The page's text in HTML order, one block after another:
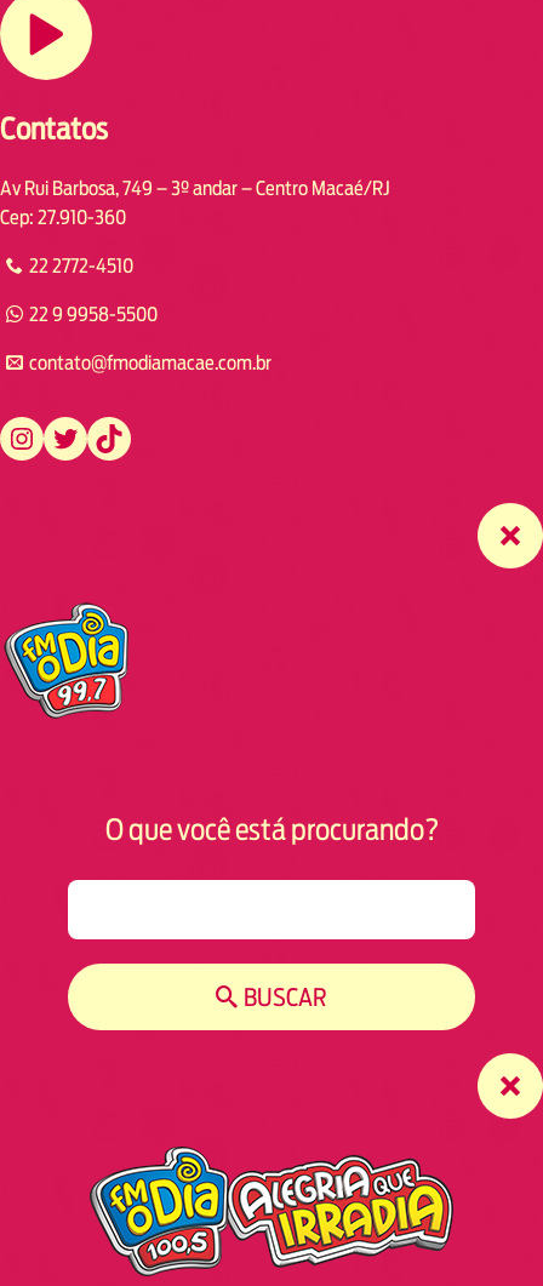
Contatos
Av Rui Barbosa, 749 – 3º andar – Centro Macaé/RJ
Cep: 27.910-360
22 2772-4510
22 9 9958-5500
contato@fmodiamacae.com.br
https://www.instagram.com/fmodia.macae/ https://twitter.com/fmodia.macae/ https://www.tiktok.com/@fmodia.macae
O que você está procurando?
BUSCAR